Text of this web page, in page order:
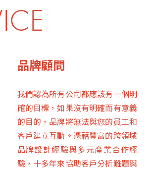
品牌顧問
我們認為所有公司都應該有一個明
確的目標，如果沒有明確而有意義
的目的，品牌將無法與您的員工和
客戶建立互動。憑藉豐富的跨領域
品牌設計經驗與多元產業合作經
驗，十多年來協助客戶分析難題與